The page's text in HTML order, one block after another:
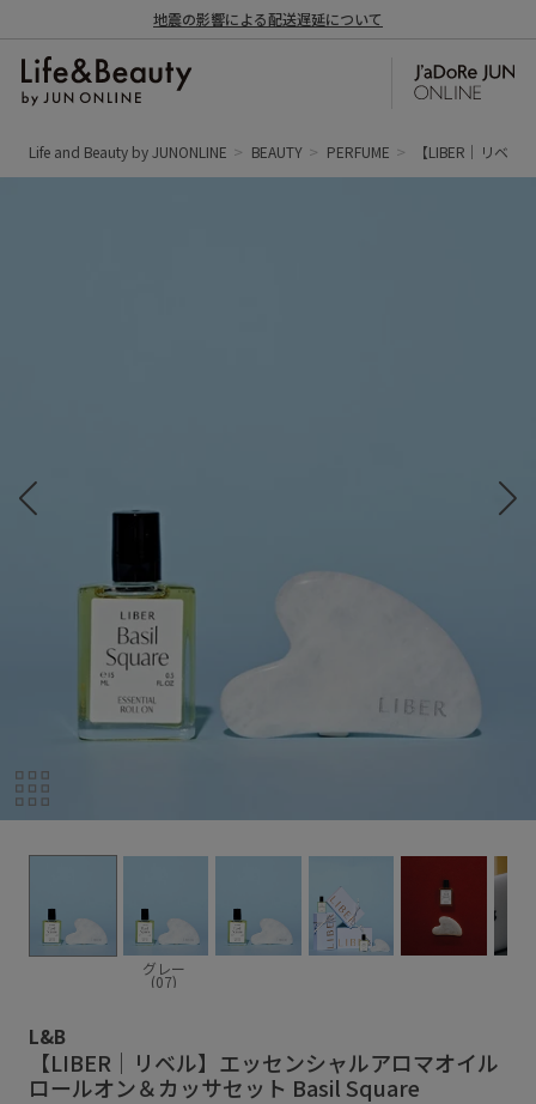
地震の影響による配送遅延について
Life and Beauty by JUNONLINE BEAUTY PERFUME 【LIBER｜リベ
グレー
(07)
L&B
【LIBER｜リベル】エッセンシャルアロマオイル
ロールオン＆カッサセット Basil Square